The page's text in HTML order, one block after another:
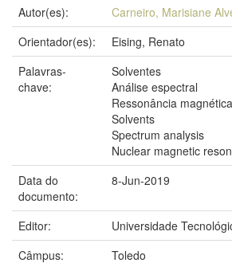
Autor(es):
Carneiro, Marisiane
Orientador(es):
Eising, Renato
Palavras-
chave:
Solventes
Análise espectral
Ressonância
Solvents
Spectrum analysis
Nuclear magnetic
Data do
documento:
8-Jun-2019
Editor:
Universidade
Câmpus:
Toledo